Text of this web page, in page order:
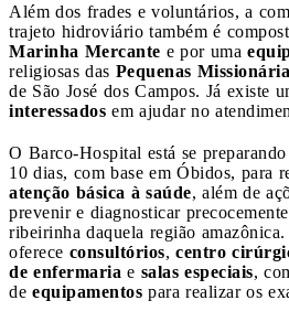
Além dos frades e voluntários, a
trajeto hidroviário também é
Marinha Mercante e por uma
religiosas das Pequenas
de São José dos Campos. Já existe
interessados em ajudar no
O Barco-Hospital está se
10 dias, com base em Óbidos, para
atenção básica à saúde, além de
prevenir e diagnosticar
ribeirinha daquela região
oferece consultórios, centro
de enfermaria e salas especiais,
de equipamentos para realizar os